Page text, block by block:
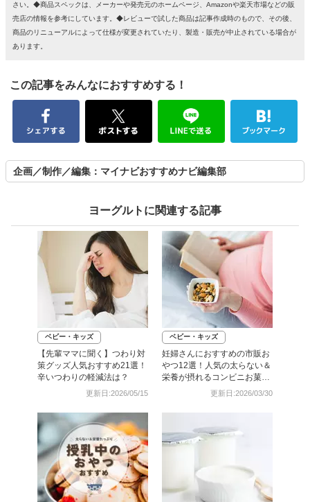
さい。◆商品スペックは、メーカーや発売元のホームページ、Amazonや楽天市場などの販
売店の情報を参考にしています。◆レビューで試した商品は記事作成時のもので、その後、
商品のリニューアルによって仕様が変更されていたり、製造・販売が中止されている場合が
あります。
この記事をみんなにおすすめする！
企画／制作／編集：マイナビおすすめナビ編集部
ヨーグルトに関連する記事
ベビー・キッズ
【先輩ママに聞く】つわり対
策グッズ人気おすすめ21選！
辛いつわりの軽減法は？
更新日:2026/05/15
ベビー・キッズ
妊婦さんにおすすめの市販お
やつ12選！人気の太らない＆
栄養が摂れるコンビニお菓子
更新日:2026/03/30